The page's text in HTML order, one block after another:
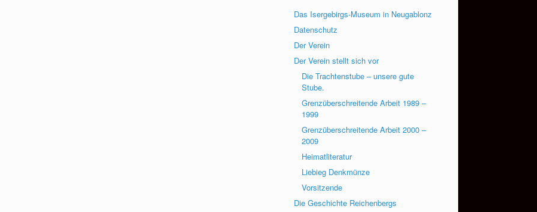
Das Isergebirgs-Museum in Neugablonz
Datenschutz
Der Verein
Der Verein stellt sich vor
Die Trachtenstube – unsere gute
Stube.
Grenzüberschreitende Arbeit 1989 –
1999
Grenzüberschreitende Arbeit 2000 –
2009
Heimatliteratur
Liebieg Denkmünze
Vorsitzende
Die Geschichte Reichenbergs